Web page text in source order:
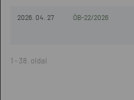
2026. 04. 27 ÖB-22/2026
1 - 38. oldal